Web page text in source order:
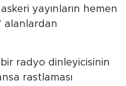
yayınların hemen
alanlardan
radyo dinleyicisinin
rastlaması